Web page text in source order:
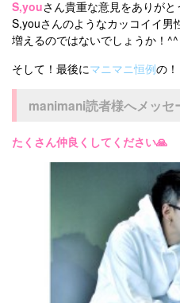
S,youさん貴重な意見をありが
S,youさんのようなカッコイイ男
増えるのではないでしょうか！^^
そして！最後にマニマニ恒例の！
manimani読者様へメッセ
たくさん仲良くしてください🙏